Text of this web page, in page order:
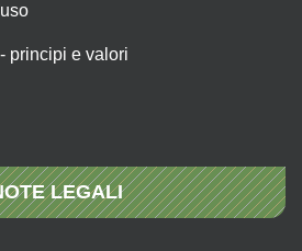
principi e valori
LEGALI